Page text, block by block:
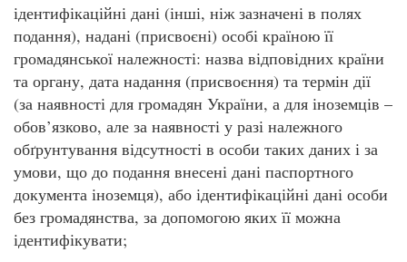
ідентифікаційні дані (інші, ніж зазначені в полях
подання), надані (присвоєні) особі країною її
громадянської належності: назва відповідних країни
та органу, дата надання (присвоєння) та термін дії
(за наявності для громадян України, а для іноземців –
обов’язково, але за наявності у разі належного
обґрунтування відсутності в особи таких даних і за
умови, що до подання внесені дані паспортного
документа іноземця), або ідентифікаційні дані особи
без громадянства, за допомогою яких її можна
ідентифікувати;